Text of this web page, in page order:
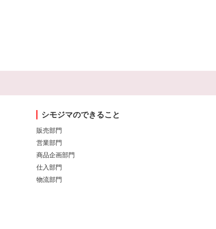
シモジマのできること
販売部門
営業部門
商品企画部門
仕入部門
物流部門